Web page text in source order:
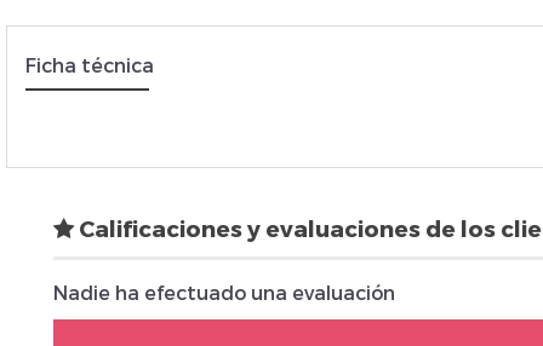
Ficha técnica
Calificaciones y evaluaciones de los
Nadie ha efectuado una evaluación